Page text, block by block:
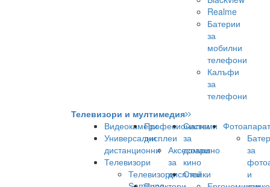
Realme
Батерии
за
мобилни
телефони
Калъфи
за
телефони
Телевизори и мултимедия
Видеокамери
Универсални
дистанционни
Телевизори
Телевизори
Професионални
дисплеи
Аксесоари
за
дисплеи
Системи
за
домашно
кино
Стойки
за
и